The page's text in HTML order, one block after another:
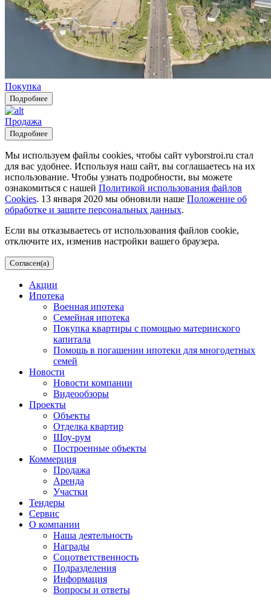
Покупка
Подробнее
Продажа
Подробнее
Мы используем файлы cookies, чтобы сайт vyborstroi.ru стал
для вас удобнее. Используя наш сайт, вы соглашаетесь на их
использование. Чтобы узнать подробности, вы можете
ознакомиться с нашей Политикой использования файлов
Cookies. 13 января 2020 мы обновили наше Положение об
обработке и защите персональных данных.
Если вы отказываетесь от использования файлов cookie,
отключите их, изменив настройки вашего браузера.
Согласен(а)
Акции
Ипотека
Военная ипотека
Семейная ипотека
Покупка квартиры с помощью материнского
капитала
Помощь в погашении ипотеки для многодетных
семей
Новости
Новости компании
Видеообзоры
Проекты
Объекты
Отделка квартир
Шоу-рум
Построенные объекты
Коммерция
Продажа
Аренда
Участки
Тендеры
Сервис
О компании
Наша деятельность
Награды
Соцответственность
Подразделения
Информация
Вопросы и ответы